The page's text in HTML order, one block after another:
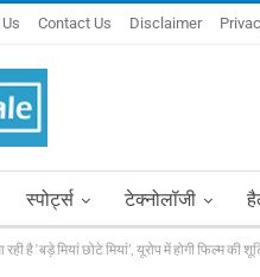
Contact Us Disclaimer
स्पोर्ट्स टेक्नोलॉजी
है ‘बड़े मियां छोटे मियां’, यूरोप में होगी फिल्म की